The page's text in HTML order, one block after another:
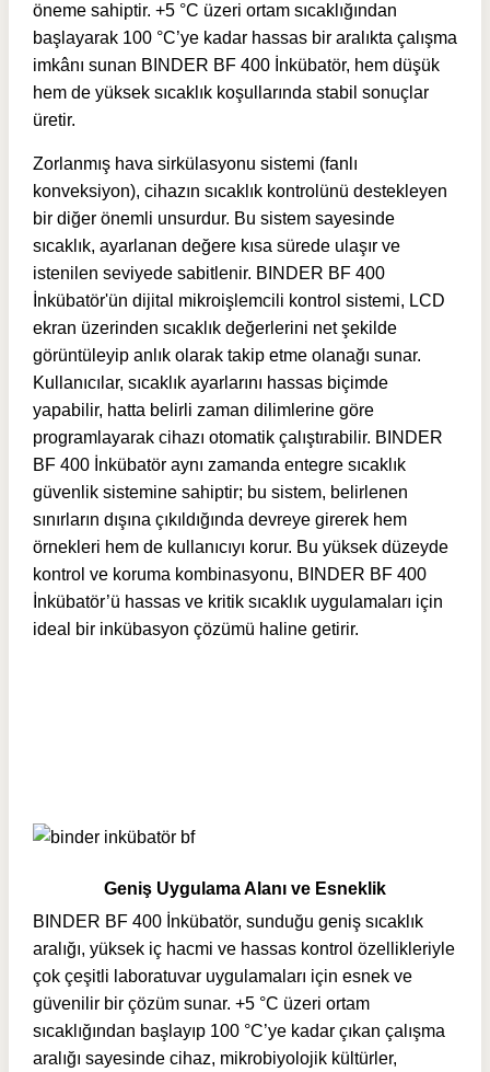
öneme sahiptir. +5 °C üzeri ortam sıcaklığından
başlayarak 100 °C’ye kadar hassas bir aralıkta çalışma
imkânı sunan BINDER BF 400 İnkübatör, hem düşük
hem de yüksek sıcaklık koşullarında stabil sonuçlar
üretir.
Zorlanmış hava sirkülasyonu sistemi (fanlı
konveksiyon), cihazın sıcaklık kontrolünü destekleyen
bir diğer önemli unsurdur. Bu sistem sayesinde
sıcaklık, ayarlanan değere kısa sürede ulaşır ve
istenilen seviyede sabitlenir. BINDER BF 400
İnkübatör'ün dijital mikroişlemcili kontrol sistemi, LCD
ekran üzerinden sıcaklık değerlerini net şekilde
görüntüleyip anlık olarak takip etme olanağı sunar.
Kullanıcılar, sıcaklık ayarlarını hassas biçimde
yapabilir, hatta belirli zaman dilimlerine göre
programlayarak cihazı otomatik çalıştırabilir. BINDER
BF 400 İnkübatör aynı zamanda entegre sıcaklık
güvenlik sistemine sahiptir; bu sistem, belirlenen
sınırların dışına çıkıldığında devreye girerek hem
örnekleri hem de kullanıcıyı korur. Bu yüksek düzeyde
kontrol ve koruma kombinasyonu, BINDER BF 400
İnkübatör’ü hassas ve kritik sıcaklık uygulamaları için
ideal bir inkübasyon çözümü haline getirir.
Geniş Uygulama Alanı ve Esneklik
BINDER BF 400 İnkübatör, sunduğu geniş sıcaklık
aralığı, yüksek iç hacmi ve hassas kontrol özellikleriyle
çok çeşitli laboratuvar uygulamaları için esnek ve
güvenilir bir çözüm sunar. +5 °C üzeri ortam
sıcaklığından başlayıp 100 °C’ye kadar çıkan çalışma
aralığı sayesinde cihaz, mikrobiyolojik kültürler,